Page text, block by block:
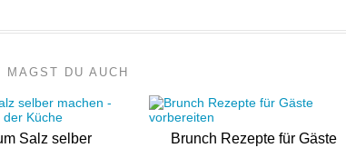
DU AUCH
Salz selber
Brunch Rezepte für Gäste